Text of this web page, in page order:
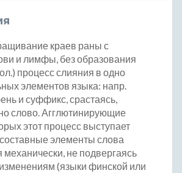
краев раны с
и лимфы, без образования
процесс слияния в одно
элементов языка: напр.
и суффикс, срастаясь,
слово. Агглютинирующие
этот процесс выступает
составные элементы слова
не подвергаясь
(языки финской или